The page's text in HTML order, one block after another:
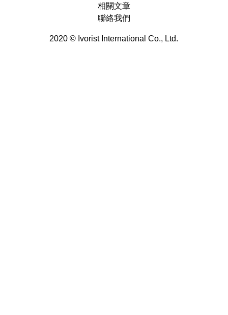
相關文章
聯絡我們
2020 © Ivorist International Co., Ltd.